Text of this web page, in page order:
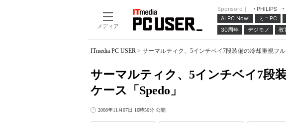
メディア
Sponsord｜ PHILIPS
AI PC Now!
ミニPC
30周年
デジモノ 教
ITmedia PC USER > サーマルティク、5インチベイ7段装備の冷却重視フル
サーマルティク、5インチベイ7段
ケース「Spedo」
2008年11月07日 16時56分 公開